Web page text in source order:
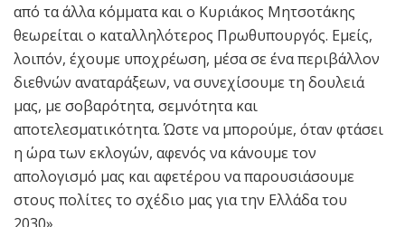
από τα άλλα κόμματα και ο Κυριάκος Μητσοτάκης
θεωρείται ο καταλληλότερος Πρωθυπουργός. Εμείς,
λοιπόν, έχουμε υποχρέωση, μέσα σε ένα περιβάλλον
διεθνών αναταράξεων, να συνεχίσουμε τη δουλειά
μας, με σοβαρότητα, σεμνότητα και
αποτελεσματικότητα. Ώστε να μπορούμε, όταν φτάσει
η ώρα των εκλογών, αφενός να κάνουμε τον
απολογισμό μας και αφετέρου να παρουσιάσουμε
στους πολίτες το σχέδιο μας για την Ελλάδα του